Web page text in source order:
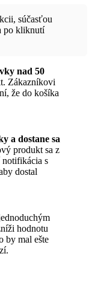
súčasťou
po kliknutí
nad 50
Zákazníkovi
že do košíka
a dostane sa
produkt sa z
notifikácia s
dostal
hodnotu
by mal ešte